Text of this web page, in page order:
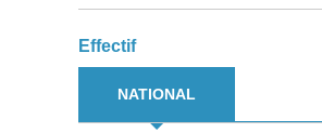
Effectif
NATIONAL